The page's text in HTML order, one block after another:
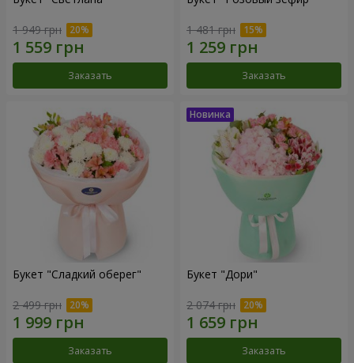
1 949 грн
Заказать
1 481 грн
Заказать
Букет "Сладкий оберег"
2 499 грн
Заказать
Букет "Дори"
2 074 грн
Заказать